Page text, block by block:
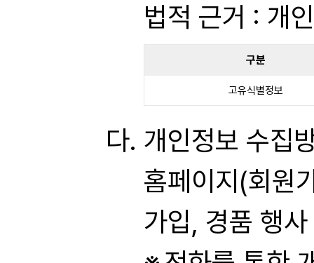
법적 근거 : 개
구분
고유식별정보
개인정보 수집
홈페이지(회원
가입, 경품 행